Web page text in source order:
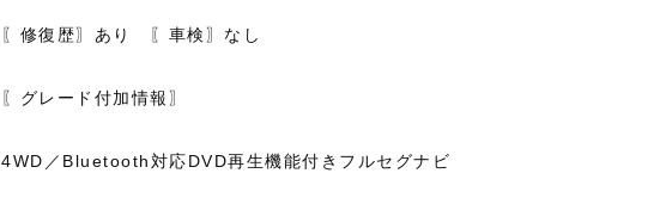
〖修復歴〗あり 〖車検〗なし
〖グレード付加情報〗
4WD／Bluetooth対応DVD再生機能付きフルセグナビ